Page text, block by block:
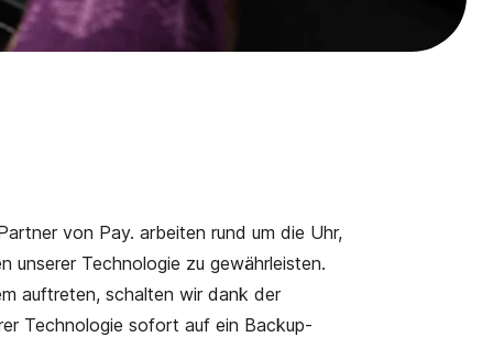
von Pay. arbeiten rund um die Uhr,
unserer Technologie zu gewährleisten.
auftreten, schalten wir dank der
Technologie sofort auf ein Backup-